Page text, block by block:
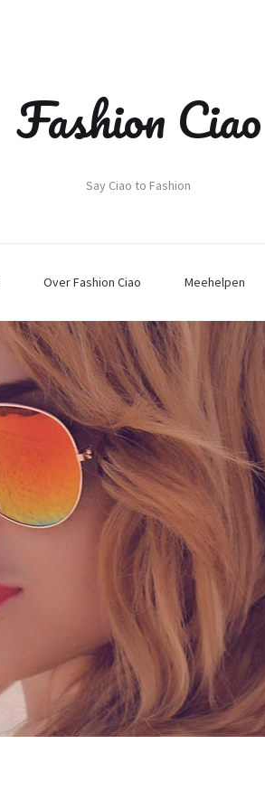
Fashion Ciao
Say Ciao to Fashion
Over Fashion Ciao Meehelpen